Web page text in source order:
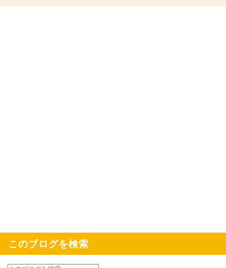
このブログを検索